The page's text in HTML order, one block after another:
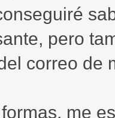
pero
correo de
me